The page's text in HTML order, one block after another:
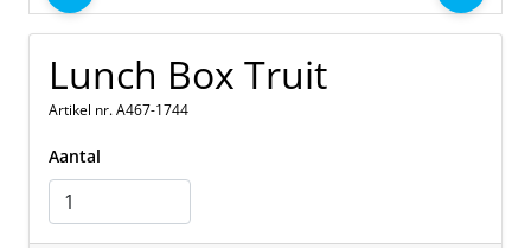
Lunch Box Truit
Artikel nr. A467-1744
Aantal